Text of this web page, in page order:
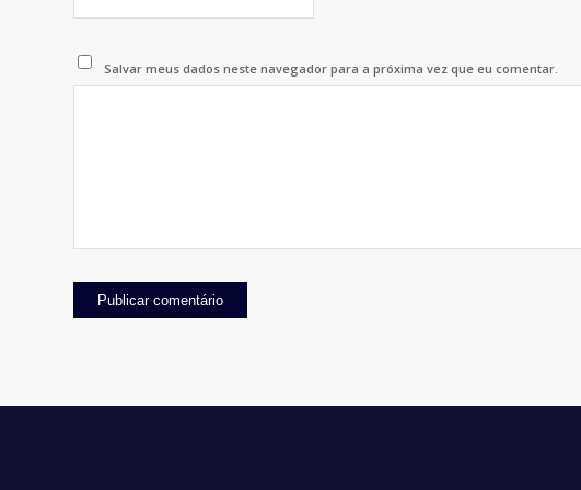
Salvar meus dados neste navegador para a próxima vez que eu comentar.